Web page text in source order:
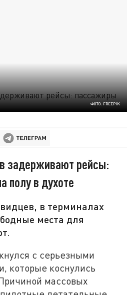
ФОТО: FREEPIK
задерживают рейсы:
полу в духоте
в терминалах
места для
с серьезными
которые коснулись
массовых